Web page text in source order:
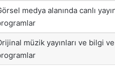
medya alanında canlı
müzik yayınları ve bilgi